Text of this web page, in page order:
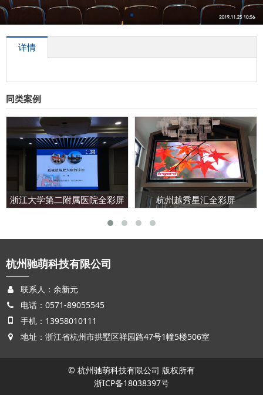
详情
同类案例
浙江大学第二附属医院全彩屏 杭州越秀星汇全彩屏
杭州驰萌科技有限公司
联系人：余新元
电话： 0571-89055545
手机： 13958010111
地址：浙江省杭州市拱墅区祥园路47号1幢5楼506室
© 杭州驰萌科技有限公司 版权所有
浙ICP备18038397号